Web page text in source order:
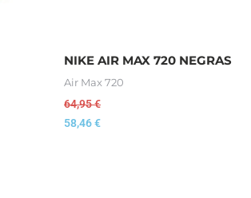
NIKE AIR MAX 720 NEGRAS
Air Max 720
64,95€
58,46€